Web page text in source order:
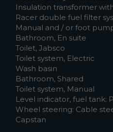
Insulation transformer
Racer double fuel filter
Manual and / or foot
Bathroom, En suite
Toilet, Jabsco
Toilet system, Electric
Wash basin
Bathroom, Shared
Toilet system, Manual
Level indicator, fuel tank:
Wheel steering: Cable
Capstan